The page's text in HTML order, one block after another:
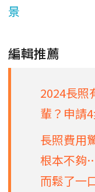
景
編輯推薦
2024長照
輩？申請
長照費用
根本不夠
而鬆了一